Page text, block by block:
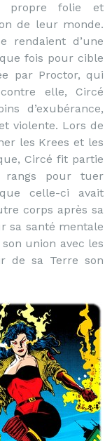
propre folie et
de leur monde.
rendaient d’une
fois pour cible
par Proctor, qui
elle, Circé
d’exubérance,
violente. Lors de
les Krees et les
Circé fit partie
rangs pour tuer
celle-ci avait
corps après sa
sa santé mentale
union avec les
de sa Terre son